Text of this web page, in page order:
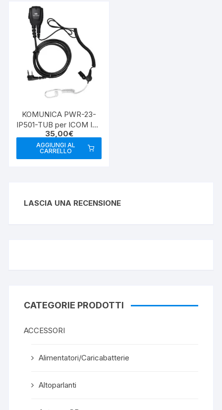
KOMUNICA PWR-23-
IP501-TUB per ICOM IC-
U20SR
35,00€
AGGIUNGI AL
CARRELLO
LASCIA UNA RECENSIONE
CATEGORIE PRODOTTI
ACCESSORI
Alimentatori/Caricabatterie
Altoparlanti